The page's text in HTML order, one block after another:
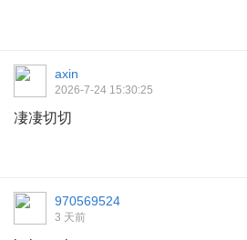
axin
2026-7-24 15:30:25
凄凄切切
970569524
3 天前